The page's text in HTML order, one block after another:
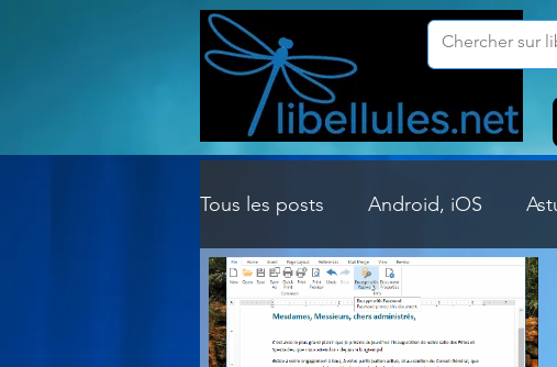
Tous les posts Android, iOS
Customisation Windows Divers